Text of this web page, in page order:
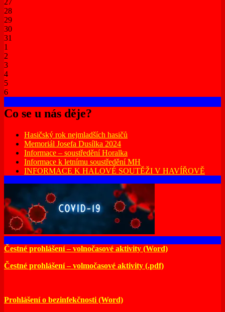
27
28
29
30
31
1
2
3
4
5
6
Co se u nás děje?
Hasičský rok nejmladších hasičů
Memoriál Josefa Dusílka 2024
Informace – soustředění Horalka
Informace k letnímu soustředění MH
INFORMACE K HALOVÉ SOUTĚŽI V HAVÍŘOVĚ
Čestné prohlášení – volnočasové aktivity (Word)
Čestné prohlášení – volmočasové aktivity (.pdf)
Prohlášení o bezinfekčnosti (Word)